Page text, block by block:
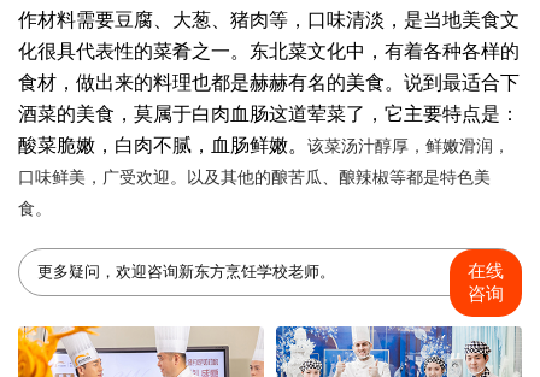
作材料需要豆腐、大葱、猪肉等，口味清淡，是当地美食文
化很具代表性的菜肴之一。东北菜文化中，有着各种各样的
食材，做出来的料理也都是赫赫有名的美食。说到最适合下
酒菜的美食，莫属于白肉血肠这道荤菜了，它主要特点是：
酸菜脆嫩，白肉不腻，血肠鲜嫩。 该菜汤汁醇厚，鲜嫩滑润，
口味鲜美，广受欢迎。以及其他的酿苦瓜、酿辣椒等都是特色美
食。
更多疑问，欢迎咨询新东方烹饪学校老师。
在线
咨询